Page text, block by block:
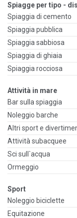
Spiagge per tipo -
Spiaggia di cemento
Spiaggia pubblica
Spiaggia sabbiosa
Spiaggia di ghiaia
Spiaggia rocciosa
Attività in mare
Bar sulla spiaggia
Noleggio barche
Altri sport e
Attività subacquee
Sci sull`acqua
Ormeggio
Sport
Noleggio biciclette
Equitazione